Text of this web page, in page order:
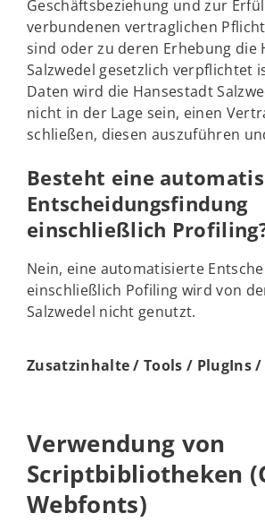
Geschäftsbeziehung und zur
verbundenen vertraglichen
sind oder zu deren Erhebung die
Salzwedel gesetzlich verpflichtet
Daten wird die Hansestadt
nicht in der Lage sein, einen
schließen, diesen auszuführen
Besteht eine
Entscheidungsfindung
einschließlich
Nein, eine automatisierte
einschließlich Pofiling wird von
Salzwedel nicht genutzt.
Zusatzinhalte / Tools / PlugIns /
Verwendung von
Scriptbibliotheken
Webfonts)